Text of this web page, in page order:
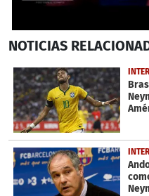
seconds
34
seconds
NOTICIAS